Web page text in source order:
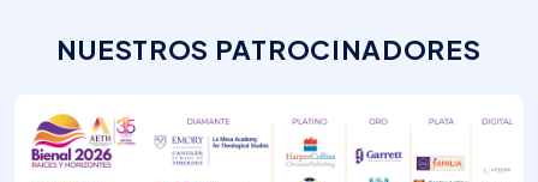
NUESTROS PATROCINADORES